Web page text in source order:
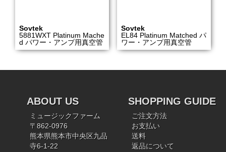
Sovtek
5881WXT Platinum Mache
d パワー・アンプ用真空管
Sovtek
EL84 Platinum Matched パ
ワー・アンプ用真空管
ABOUT US
ミュージックファーム
〒862-0976
熊本県熊本市中央区九品
寺6-1-22
SHOPPING GUIDE
ご注文方法
お支払い
送料
返品について